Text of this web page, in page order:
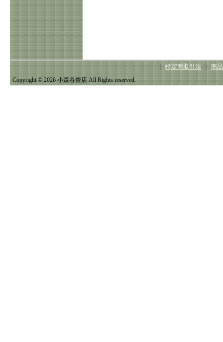
｜ 特定商取引法 ｜ 商
Copyright © 2026 小森谷畳店 All Rights reserved.